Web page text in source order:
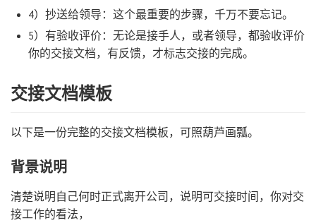
4）抄送给领导：这个最重要的步骤，千万不要忘记。
5）有验收评价：无论是接手人，或者领导，都验收评价
你的交接文档，有反馈，才标志交接的完成。
交接文档模板
以下是一份完整的交接文档模板，可照葫芦画瓢。
背景说明
清楚说明自己何时正式离开公司，说明可交接时间，你对交
接工作的看法，